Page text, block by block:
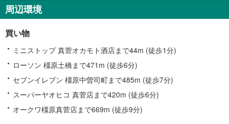
す
る
報
周辺環境
買い物
ミニストップ 真菅オカモト酒店まで44m (徒歩1分)
ローソン 橿原土橋まで471m (徒歩6分)
セブンイレブン 橿原中曽司町まで485m (徒歩7分)
スーパーヤオヒコ 真菅店まで420m (徒歩6分)
オークワ橿原真菅店まで669m (徒歩9分)